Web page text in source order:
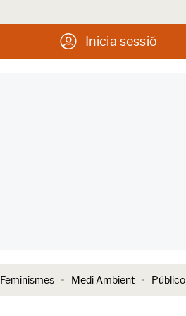
Inicia sessió
Feminismes Medi Ambient Público